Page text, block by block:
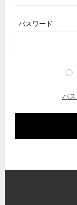
パスワード
パ